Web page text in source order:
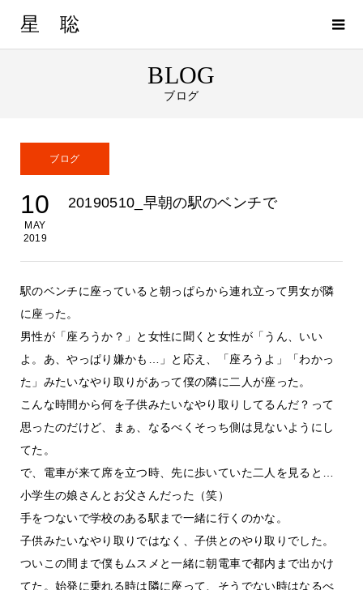
星 聡
BLOG
ブログ
ブログ
10
MAY
2019
20190510_早朝の駅のベンチで
駅のベンチに座っていると朝っぱらから連れ立って男女が隣
に座った。
男性が「座ろうか？」と女性に聞くと女性が「うん、いい
よ。あ、やっぱり嫌かも…」と応え、「座ろうよ」「わかっ
た」みたいなやり取りがあって僕の隣に二人が座った。
こんな時間から何を子供みたいなやり取りしてるんだ？って
思ったのだけど、まぁ、なるべくそっち側は見ないようにし
てた。
で、電車が来て席を立つ時、先に歩いていた二人を見ると…
小学生の娘さんとお父さんだった（笑）
手をつないで学校のある駅まで一緒に行くのかな。
子供みたいなやり取りではなく、子供とのやり取りでした。
ついこの間まで僕もムスメと一緒に朝電車で都内まで出かけ
てた。始発に乗れる時は隣に座って、そうでない時はなるべ